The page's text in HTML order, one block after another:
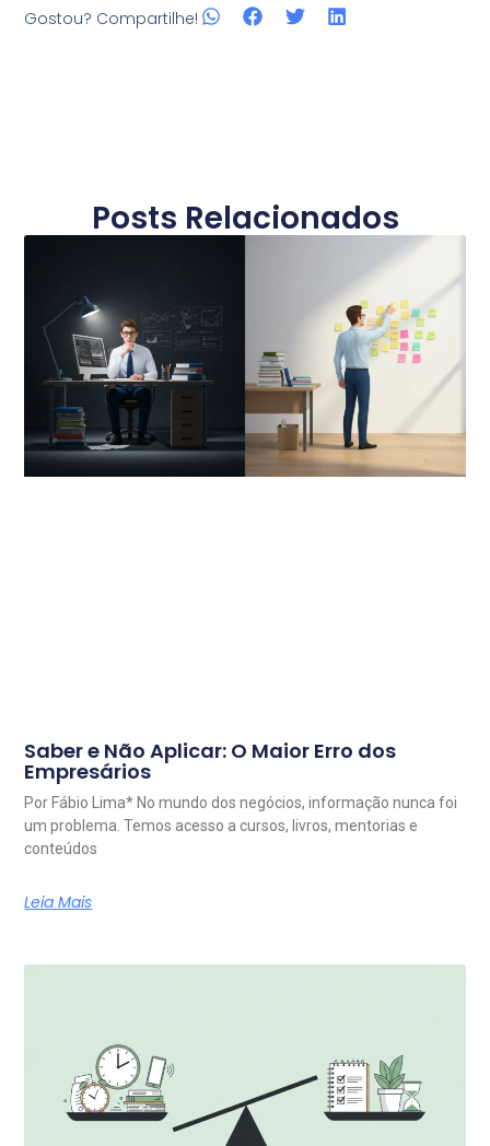
Gostou? Compartilhe!
Posts Relacionados
Saber e Não Aplicar: O Maior Erro dos
Empresários
Por Fábio Lima* No mundo dos negócios, informação nunca foi
um problema. Temos acesso a cursos, livros, mentorias e
conteúdos
Leia Mais